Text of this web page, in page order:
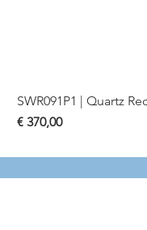
SWR091P1 | Quartz
Preis
€ 370,00